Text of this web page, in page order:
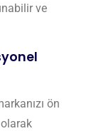
ve
ön